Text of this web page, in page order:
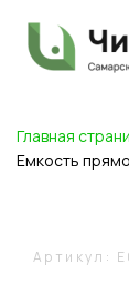
Главная
Емкость
Артикул: